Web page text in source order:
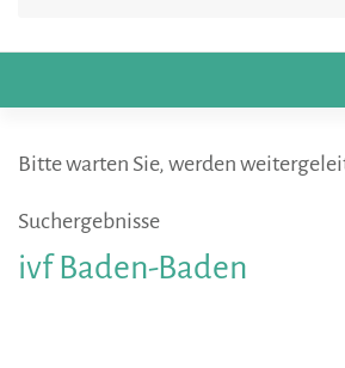
Bitte warten Sie, werden
Suchergebnisse
ivf Baden-Baden